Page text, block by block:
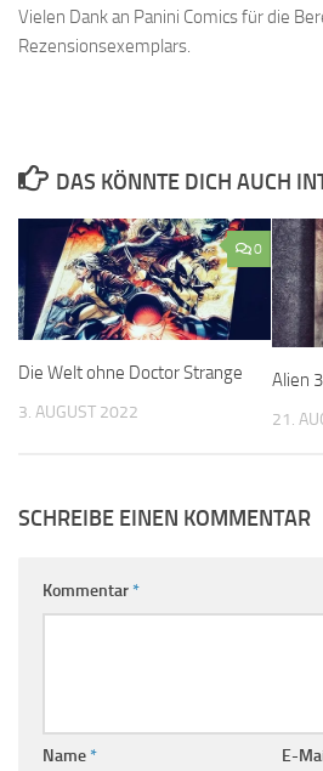
Vielen Dank an Panini Comics für die
Rezensionsexemplars.
DAS KÖNNTE DICH AUCH
0
Die Welt ohne Doctor Strange
3. AUGUST 2022
Alien
21.
SCHREIBE EINEN KOMMENTAR
Kommentar*
Name* E-